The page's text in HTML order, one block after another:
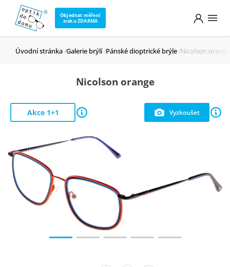
Objednat měření
zraku ZDARMA
Úvodní stránka Galerie brýlí Pánské dioptrické brýle Nicolson orange
Nicolson orange
Vyzkoušet
Akce 1+1